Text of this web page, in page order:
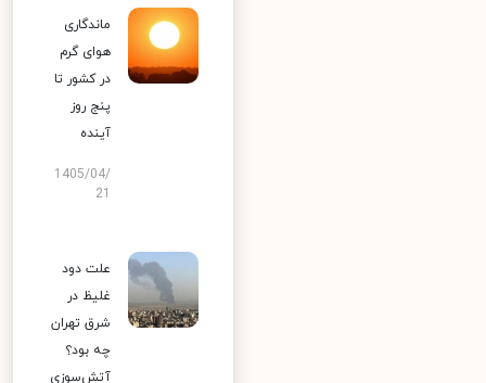
ماندگاری
هوای گرم
در کشور تا
پنج روز
آینده
1405/04/
علت دود
غلیظ در
شرق تهران
چه بود؟
آتش‌سوزی